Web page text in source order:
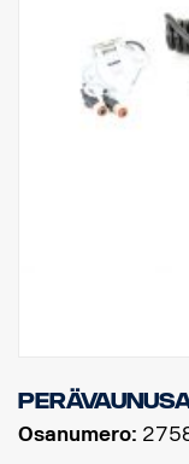
Osanumero: